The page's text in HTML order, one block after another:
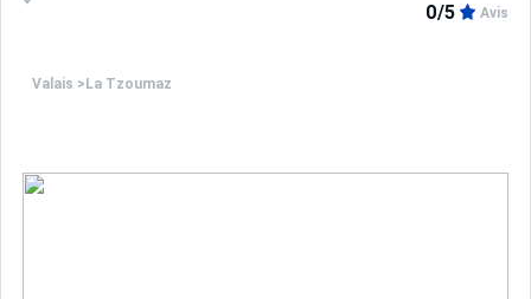
Valais > La Tzoumaz
0/5 Avis